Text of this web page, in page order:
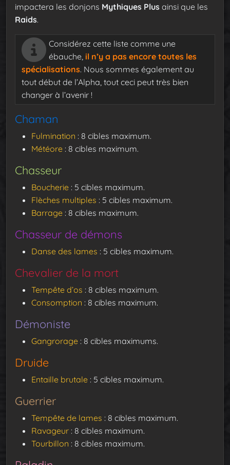
impactera les donjons Mythiques Plus ainsi que les
Raids.
Considérez cette liste comme une
ébauche, il n’y a pas encore toutes les
spécialisations. Nous sommes également au
tout début de l’Alpha, tout ceci peut très bien
changer à l’avenir !
Chaman
Fulmination : 8 cibles maximum.
Météore : 8 cibles maximum.
Chasseur
Boucherie : 5 cibles maximum.
Flèches multiples : 5 cibles maximum.
Barrage : 8 cibles maximum.
Chasseur de démons
Danse des lames : 5 cibles maximum.
Chevalier de la mort
Tempête d’os : 8 cibles maximum.
Consomption : 8 cibles maximum.
Démoniste
Gangrorage : 8 cibles maximums.
Druide
Entaille brutale : 5 cibles maximum.
Guerrier
Tempête de lames : 8 cibles maximum.
Ravageur : 8 cibles maximum.
Tourbillon : 8 cibles maximum.